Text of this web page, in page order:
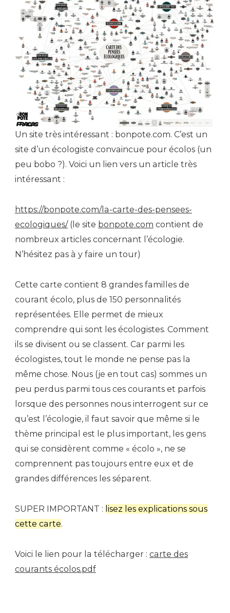
Un site très intéressant : bonpote.com. C’est un
site d’un écologiste convaincue pour écolos (un
peu bobo ?). Voici un lien vers un article très
intéressant :
https://bonpote.com/la-carte-des-pensees-
ecologiques/(le site bonpote.com contient de
nombreux articles concernant l’écologie.
N’hésitez pas à y faire un tour)
Cette carte contient 8 grandes familles de
courant écolo, plus de 150 personnalités
représentées. Elle permet de mieux
comprendre qui sont les écologistes. Comment
ils se divisent ou se classent. Car parmi les
écologistes, tout le monde ne pense pas la
même chose. Nous (je en tout cas) sommes un
peu perdus parmi tous ces courants et parfois
lorsque des personnes nous interrogent sur ce
qu’est l’écologie, il faut savoir que même si le
thème principal est le plus important, les gens
qui se considèrent comme « écolo », ne se
comprennent pas toujours entre eux et de
grandes différences les séparent.
SUPER IMPORTANT : lisez les explications sous
cette carte.
Voici le lien pour la télécharger : carte des
courants écolos.pdf